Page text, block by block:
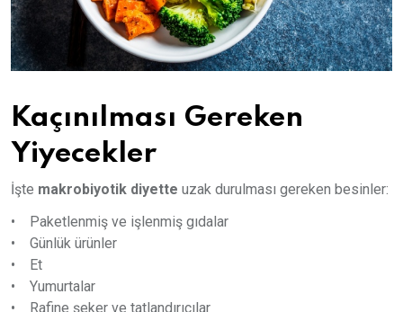
Kaçınılması Gereken
Yiyecekler
İşte makrobiyotik diyette uzak durulması gereken besinler:
• Paketlenmiş ve işlenmiş gıdalar
• Günlük ürünler
• Et
• Yumurtalar
• Rafine şeker ve tatlandırıcılar